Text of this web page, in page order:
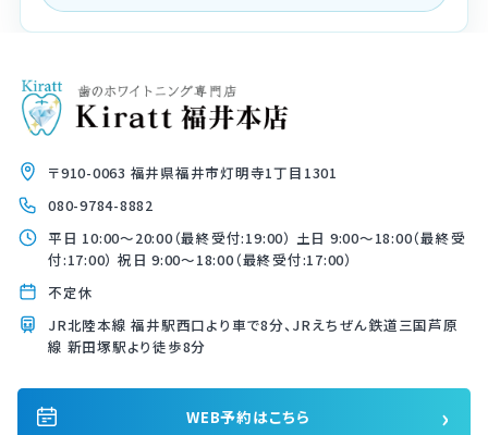
〒910-0063 福井県福井市灯明寺1丁目1301
080-9784-8882
平日 10:00〜20:00（最終受付:19:00） 土日 9:00〜18:00（最終受
付:17:00） 祝日 9:00〜18:00（最終受付:17:00）
不定休
JR北陸本線 福井駅西口より車で8分、JRえちぜん鉄道三国芦原
線 新田塚駅より徒歩8分
WEB予約はこちら ›